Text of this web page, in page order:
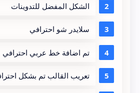
الشكل المفضل للتدوينات
سلايدر شو احترافي
تم اضافة خط عربي احترافي
تعريب القالب تم بشكل